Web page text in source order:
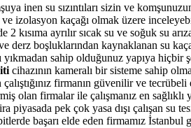
inen su sızıntıları sizin ve
izolasyon kaçağı olmak üzere
ayrılır sıcak su ve soğuk su
derz boşluklarından kaynaklanan su
sahip olduğunuz yapıya hiçbir
cihazının kameralı bir sisteme sahip
çalıştığınız firmanın güvenilir ve
olan firmalar ile çalışmanız en
pek çok yasa dışı çalışan su
başarı elde eden firmamız İstanbul